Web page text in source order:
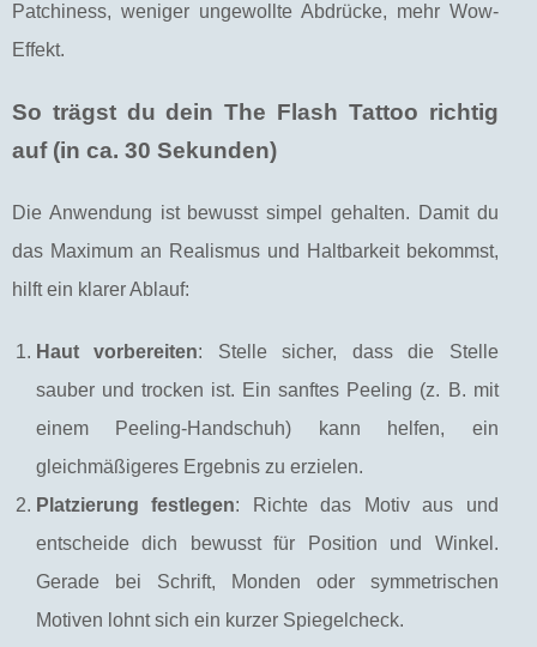
Patchiness, weniger ungewollte Abdrücke, mehr Wow-
Effekt.
So trägst du dein The Flash Tattoo richtig
auf (in ca. 30 Sekunden)
Die Anwendung ist bewusst simpel gehalten. Damit du
das Maximum an Realismus und Haltbarkeit bekommst,
hilft ein klarer Ablauf:
Haut vorbereiten: Stelle sicher, dass die Stelle
sauber und trocken ist. Ein sanftes Peeling (z. B. mit
einem Peeling-Handschuh) kann helfen, ein
gleichmäßigeres Ergebnis zu erzielen.
Platzierung festlegen: Richte das Motiv aus und
entscheide dich bewusst für Position und Winkel.
Gerade bei Schrift, Monden oder symmetrischen
Motiven lohnt sich ein kurzer Spiegelcheck.